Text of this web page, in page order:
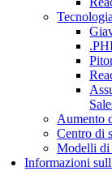
Aumento
Centro di
Modelli di
Informazioni